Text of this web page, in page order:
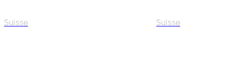
Suisse Suisse